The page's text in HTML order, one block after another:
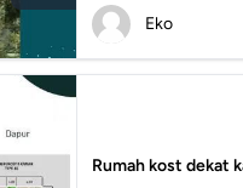
Eko
Rumah kost dekat